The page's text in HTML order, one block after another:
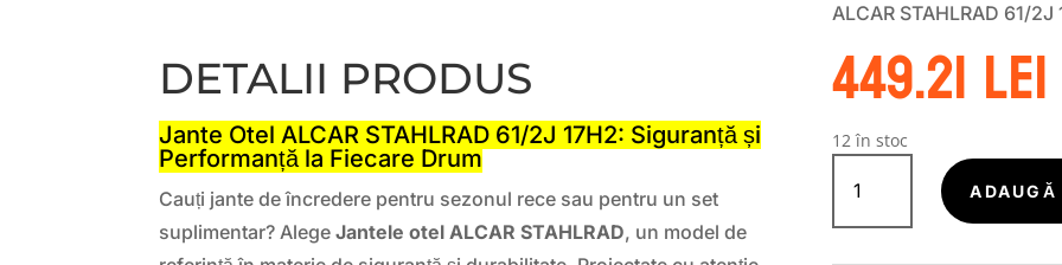
DETALII PRODUS
Jante Otel ALCAR STAHLRAD 61/2J 17H2: Siguranță și
Performanță la Fiecare Drum
Cauți jante de încredere pentru sezonul rece sau pentru un set
suplimentar? AlegeJantele otel ALCAR STAHLRAD, un model de
ALCAR STAHLRAD 61/
449.21lei
12 în stoc
Cantitate
Janta
tabla